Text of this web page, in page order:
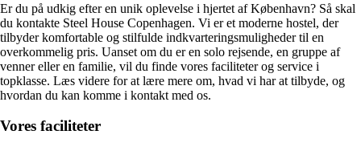
Er du på udkig efter en unik oplevelse i hjertet af København? Så skal
du kontakte Steel House Copenhagen. Vi er et moderne hostel, der
tilbyder komfortable og stilfulde indkvarteringsmuligheder til en
overkommelig pris. Uanset om du er en solo rejsende, en gruppe af
venner eller en familie, vil du finde vores faciliteter og service i
topklasse. Læs videre for at lære mere om, hvad vi har at tilbyde, og
hvordan du kan komme i kontakt med os.
Vores faciliteter